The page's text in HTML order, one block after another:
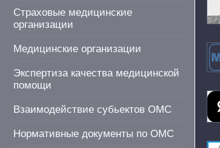
Страховые медицинские
организации
Медицинские организации
Экспертиза качества медицинской
помощи
Взаимодействие субьектов ОМС
Нормативные документы по ОМС